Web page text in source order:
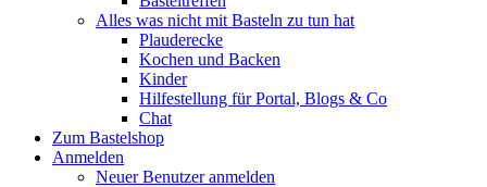
Alles was nicht mit Basteln zu tun hat
Plauderecke
Kochen und Backen
Kinder
Hilfestellung für Portal, Blogs & Co
Chat
Zum Bastelshop
Anmelden
Neuer Benutzer anmelden